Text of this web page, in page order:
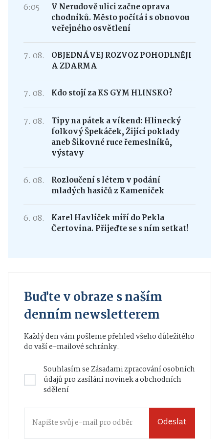
6:05
V Nerudově ulici začne oprava
chodníků. Město počítá i s obnovou
veřejného osvětlení
7. 08.
OBJEDNÁVEJ ROZVOZ POHODLNĚJI
A ZDARMA
7. 08. Kdo stojí za KS GYM HLINSKO?
7. 08.
Tipy na pátek a víkend: Hlinecký
folkový Špekáček, Žijící poklady
aneb Šikovné ruce řemeslníků,
výstavy
6. 08.
Rozloučení s létem v podání
mladých hasičů z Kameniček
6. 08.
Karel Havlíček míří do Pekla
Čertovina. Přijeďte se s ním setkat!
Buďte v obraze s naším
denním newsletterem
Každý den vám pošleme přehled všeho důležitého
do vaší e-mailové schránky.
Souhlasím seZásadami zpracování osobních
údajůpro zasílání novinek a obchodních
sdělení
Odeslat